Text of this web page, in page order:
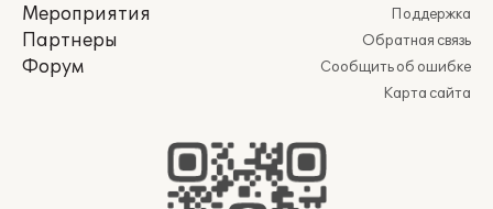
Мероприятия
Партнеры
Форум
Поддержка
Обратная связь
Сообщить об ошибке
Карта сайта